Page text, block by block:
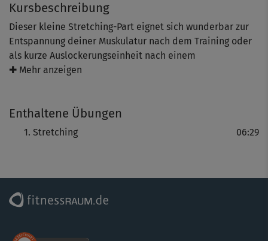
Kursbeschreibung
Dieser kleine Stretching-Part eignet sich wunderbar zur
Entspannung deiner Muskulatur nach dem Training oder
als kurze Auslockerungseinheit nach einem
anstrengenden Tag. Steffi zeigt dir sanfte dynamische
Kopf (Hals-Nacken-Bereich) sanft dehnen und strecken.
Freu dich auf Side-Stretch, Schulterkreisen, Oberkörper-
Rotation, Gewichtsverlagerungen im Ausfallschritt und
✚ Mehr anzeigen
Enthaltene Übungen
Stretching 06:29